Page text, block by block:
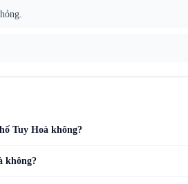
Tuy Hoà không?
không?